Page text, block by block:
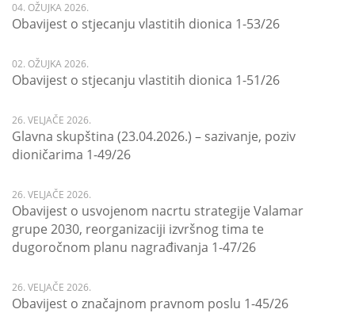
04. OŽUJKA 2026.
Obavijest o stjecanju vlastitih dionica 1-53/26
02. OŽUJKA 2026.
Obavijest o stjecanju vlastitih dionica 1-51/26
26. VELJAČE 2026.
Glavna skupština (23.04.2026.) – sazivanje, poziv
dioničarima 1-49/26
26. VELJAČE 2026.
Obavijest o usvojenom nacrtu strategije Valamar
grupe 2030, reorganizaciji izvršnog tima te
dugoročnom planu nagrađivanja 1-47/26
26. VELJAČE 2026.
Obavijest o značajnom pravnom poslu 1-45/26